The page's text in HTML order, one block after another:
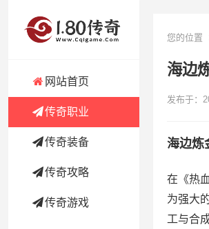
网站首页
传奇职业
传奇装备
传奇攻略
传奇游戏
您的位置
海边
发布于：
海边炼
在《热
为强大
工与合